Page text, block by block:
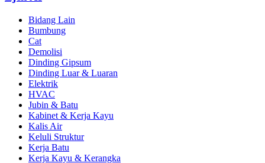
Bidang Lain
Bumbung
Cat
Demolisi
Dinding Gipsum
Dinding Luar & Luaran
Elektrik
HVAC
Jubin & Batu
Kabinet & Kerja Kayu
Kalis Air
Keluli Struktur
Kerja Batu
Kerja Kayu & Kerangka